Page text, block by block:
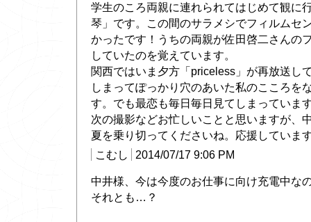
学生のころ両親に連れられてはじめて観に
琴」です。この間のサラメシでフィルムセ
かったです！うちの両親が佐田啓二さんの
していたのを覚えています。
関西ではいま夕方「priceless」が再放送し
しまってぽっかり穴のあいた私のこころを
す。でも最恋も毎日毎日見てしまっていま
次の撮影などお忙しいことと思いますが、
夏を乗り切ってくださいね。応援していま
こむし
2014/07/17 9:06 PM
中井様、今は今度のお仕事に向け充電中な
それとも…？